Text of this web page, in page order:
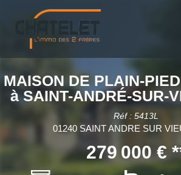
MAISON DE PLAIN-
à SAINT-ANDRÉ-SUR-
Réf : 5413L
01240 SAINT ANDRE SUR
279 000 €